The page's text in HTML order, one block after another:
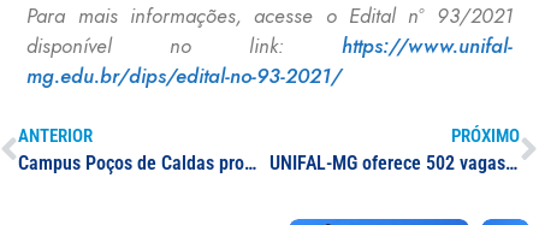
Para mais informações, acesse o Edital nº 93/2021
disponível no link: https://www.unifal-
mg.edu.br/dips/edital-no-93-2021/
ANTERIOR
Campus Poços de Caldas promove Gincana dos Alunos da UNIFAL-MG; em sua 2ª edição, competição universitária aconteceu na modalidade virtual e oportunizou a integração de estudantes e servidores
PRÓXIMO
UNIFAL-MG oferece 502 vagas no SiSU 2021/2; candidatos aos cursos de graduação podem se inscrever até o dia 6 de agosto